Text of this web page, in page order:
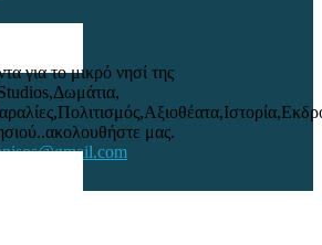
για το μικρό νησί της
μας.